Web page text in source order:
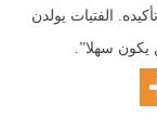
الفتيات يولدن
يكون سهلا”.